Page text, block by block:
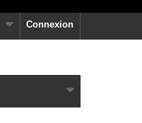
Connexion